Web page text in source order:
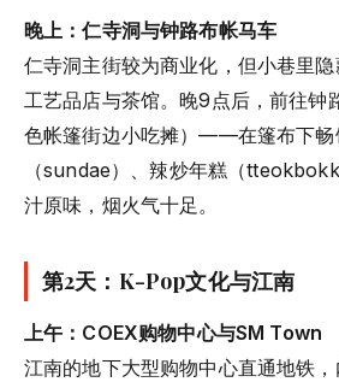
晚上：仁寺洞与钟路布帐马车
仁寺洞主街较为商业化，但小巷里
工艺品店与茶馆。晚9点后，前往钟
色帐篷街边小吃摊）——在篷布下畅
（sundae）、辣炒年糕（
汁原味，烟火气十足。
第2天：K-Pop文化与江南
上午：COEX购物中心与SM Town
江南的地下大型购物中心直通地铁